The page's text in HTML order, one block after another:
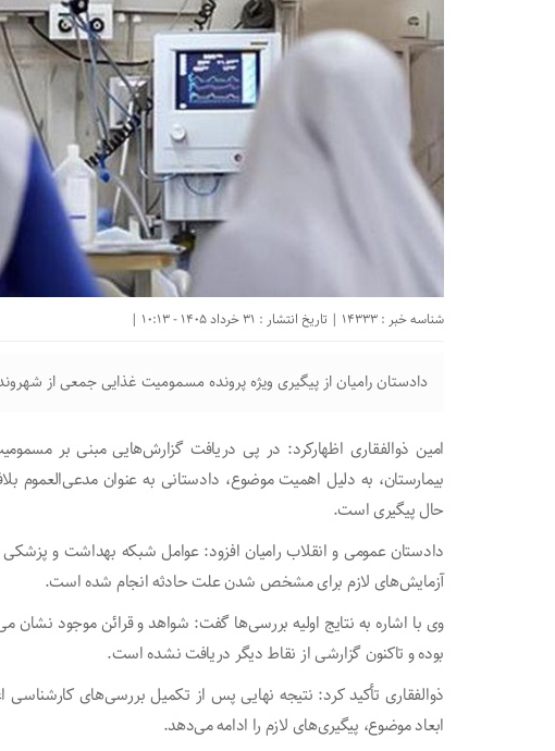
شناسه خبر : 14333 | تاریخ انتشار : 31 خرداد 1405 - 10:13 |
دادستان رامیان از پیگیری ویژه پرونده مسمومیت غذایی جمعی از
امین ذوالفقاری اظهارکرد: در پی دریافت گزارش‌هایی مبنی بر
بیمارستان، به دلیل اهمیت موضوع، دادستانی به عنوان مدعی‌العموم
حال پیگیری است.
دادستان عمومی و انقلاب رامیان افزود: عوامل شبکه بهداشت و
آزمایش‌های لازم برای مشخص شدن علت حادثه انجام شده است.
وی با اشاره به نتایج اولیه بررسی‌ها گفت: شواهد و قرائن موجود
بوده و تاکنون گزارشی از نقاط دیگر دریافت نشده است.
ذوالفقاری تأکید کرد: نتیجه نهایی پس از تکمیل بررسی‌های
ابعاد موضوع، پیگیری‌های لازم را ادامه می‌دهد.